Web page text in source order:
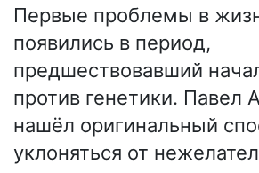
Первые проблемы в
появились в период,
предшествовавший
против генетики. Павел
нашёл оригинальный
уклоняться от